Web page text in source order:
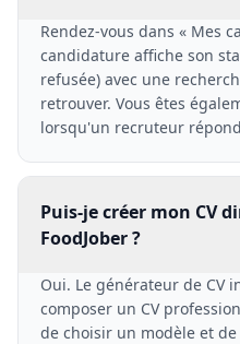
Rendez-vous dans « Mes
candidature affiche son
refusée) avec une
retrouver. Vous êtes
lorsqu'un recruteur
Puis-je créer mon CV
FoodJober ?
Oui. Le générateur de CV
composer un CV
de choisir un modèle et